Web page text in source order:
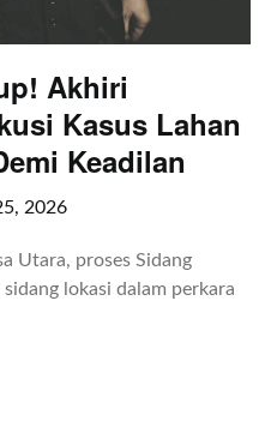
Akhiri
Kasus Lahan
Keadilan
2026
Utara, proses Sidang
lokasi dalam perkara